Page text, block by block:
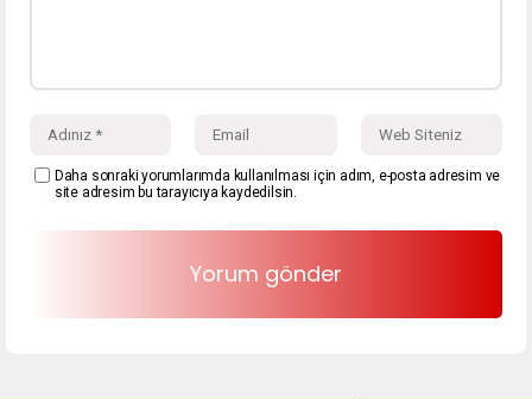
Daha sonraki yorumlarımda kullanılması için adım, e-posta adresim ve
site adresim bu tarayıcıya kaydedilsin.